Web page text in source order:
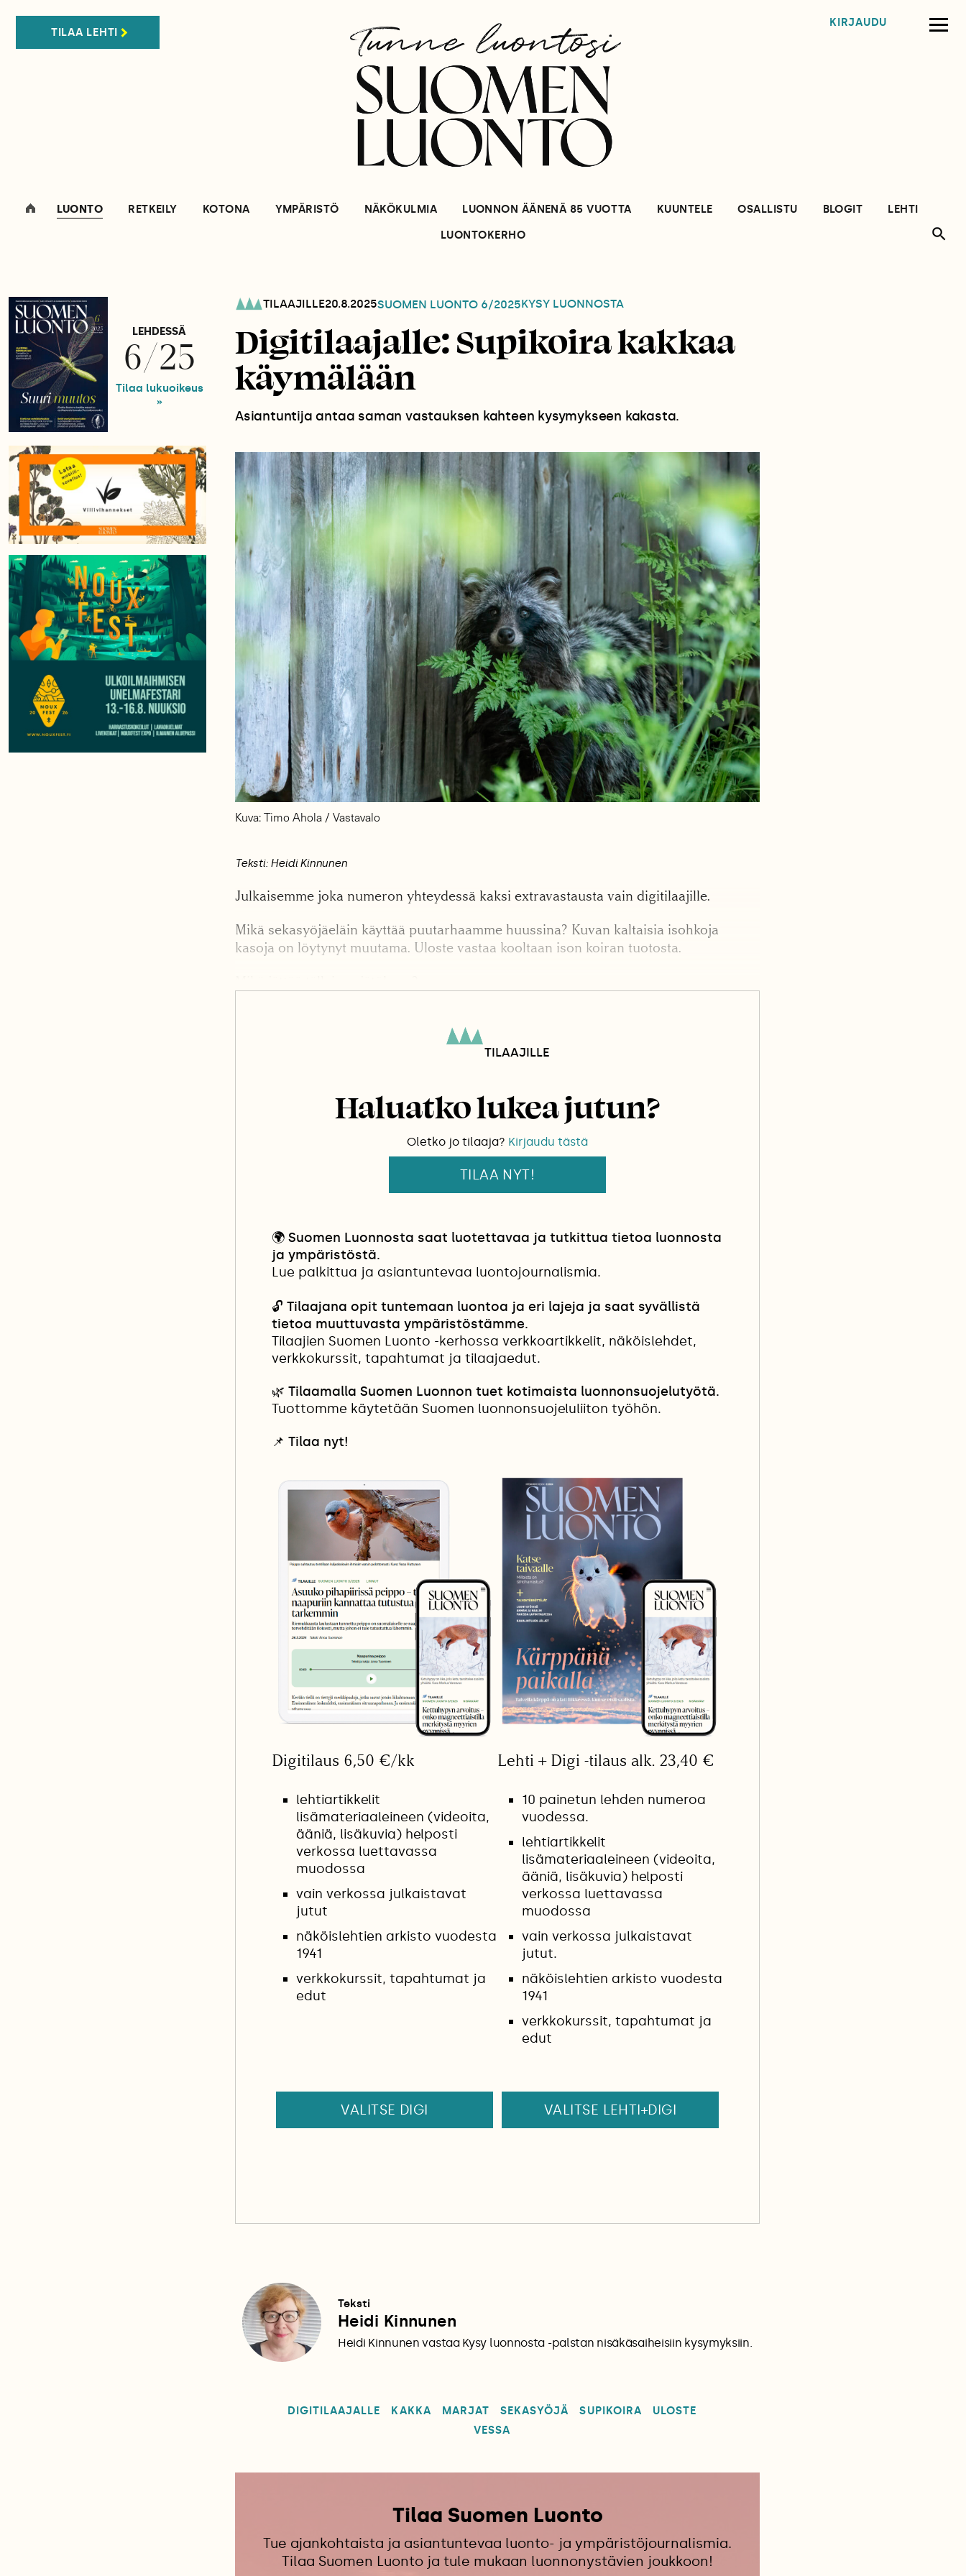
TILAA LEHTI
KIRJAUDU
LUONTO RETKEILY KOTONA YMPÄRISTÖ NÄKÖKULMIA LUONNON ÄÄNENÄ 85 VUOTTA KUUNTELE OSALLISTU BLOGIT
LEHTI
LUONTOKERHO
LEHDESSÄ
6/25
Tilaa lukuoikeus
»
TILAAJILLE20.8.2025SUOMEN LUONTO 6/2025KYSY LUONNOSTA
Digitilaajalle: Supikoira kakkaa
käymälään
Asiantuntija antaa saman vastauksen kahteen kysymykseen kakasta.
Kuva: Timo Ahola / Vastavalo
Teksti: Heidi Kinnunen
Julkaisemme joka numeron yhteydessä kaksi extravastausta vain digitilaajille.
Mikä sekasyöjäeläin käyttää puutarhaamme huussina? Kuvan kaltaisia isohkoja
kasoja on löytynyt muutama. Uloste vastaa kooltaan ison koiran tuotosta.
TILAAJILLE
Haluatko lukea jutun?
Oletko jo tilaaja? Kirjaudu tästä
TILAA NYT!
🌍 Suomen Luonnosta saat luotettavaa ja tutkittua tietoa luonnosta
ja ympäristöstä.
Lue palkittua ja asiantuntevaa luontojournalismia.
🔓 Tilaajana opit tuntemaan luontoa ja eri lajeja ja saat syvällistä
tietoa muuttuvasta ympäristöstämme.
Tilaajien Suomen Luonto -kerhossa verkkoartikkelit, näköislehdet,
verkkokurssit, tapahtumat ja tilaajaedut.
🌿 Tilaamalla Suomen Luonnon tuet kotimaista luonnonsuojelutyötä.
Tuottomme käytetään Suomen luonnonsuojeluliiton työhön.
📌 Tilaa nyt!
Digitilaus 6,50 €/kk
lehtiartikkelit
lisämateriaaleineen (videoita,
ääniä, lisäkuvia) helposti
verkossa luettavassa
muodossa
vain verkossa julkaistavat
jutut
näköislehtien arkisto vuodesta
1941
verkkokurssit, tapahtumat ja
edut
VALITSE DIGI
Lehti + Digi -tilaus alk. 23,40 €
10 painetun lehden numeroa
vuodessa.
lehtiartikkelit
lisämateriaaleineen (videoita,
ääniä, lisäkuvia) helposti
verkossa luettavassa
muodossa
vain verkossa julkaistavat
jutut.
näköislehtien arkisto vuodesta
1941
verkkokurssit, tapahtumat ja
edut
VALITSE LEHTI+DIGI
Teksti
Heidi Kinnunen
Heidi Kinnunen vastaa Kysy luonnosta -palstan nisäkäsaiheisiin kysymyksiin.
DIGITILAAJALLE KAKKA MARJAT SEKASYÖJÄ SUPIKOIRA
ULOSTE
VESSA
Tilaa Suomen Luonto
Tue ajankohtaista ja asiantuntevaa luonto- ja ympäristöjournalismia.
Tilaa Suomen Luonto ja tule mukaan luonnonystävien joukkoon!